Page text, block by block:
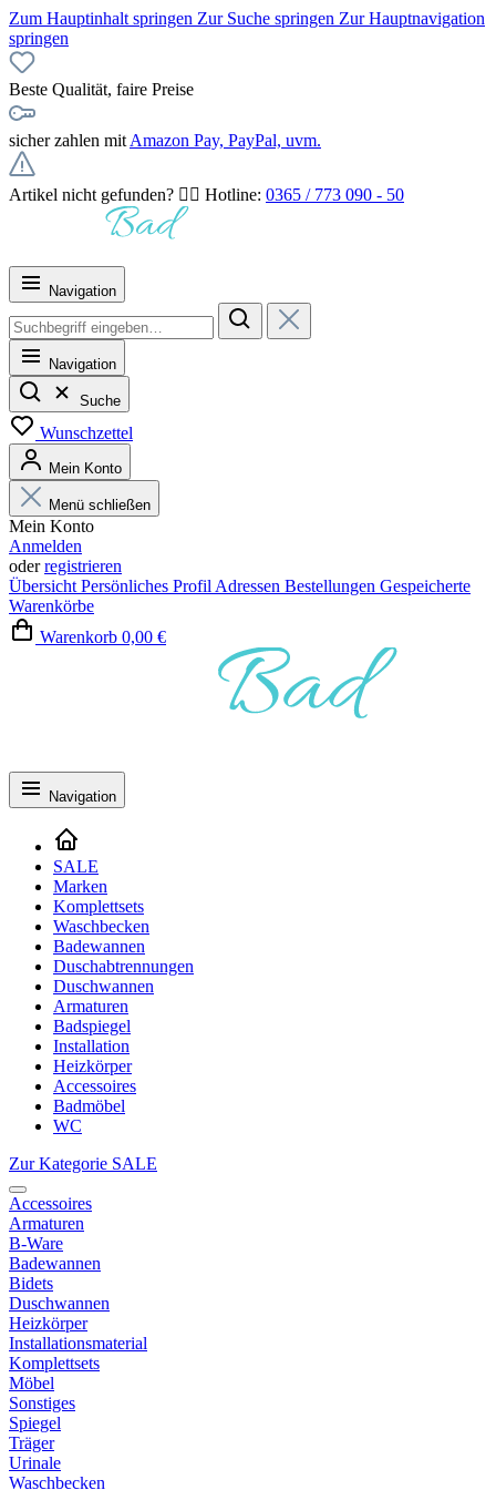
Zum Hauptinhalt springen Zur Suche springen Zur Hauptnavigation
springen
Beste Qualität, faire Preise
sicher zahlen mit Amazon Pay, PayPal, uvm.
Artikel nicht gefunden? 👉🏻 Hotline: 0365 / 773 090 - 50
Navigation
Navigation
Suche
Wunschzettel
Mein Konto
Menü schließen
Mein Konto
Anmelden
oderregistrieren
Übersicht Persönliches Profil Adressen Bestellungen Gespeicherte
Warenkörbe
Warenkorb 0,00 €
Navigation
SALE
Marken
Komplettsets
Waschbecken
Badewannen
Duschabtrennungen
Duschwannen
Armaturen
Badspiegel
Installation
Heizkörper
Accessoires
Badmöbel
WC
Zur Kategorie SALE
Accessoires
Armaturen
B-Ware
Badewannen
Bidets
Duschwannen
Heizkörper
Installationsmaterial
Komplettsets
Möbel
Sonstiges
Spiegel
Träger
Urinale
Waschbecken